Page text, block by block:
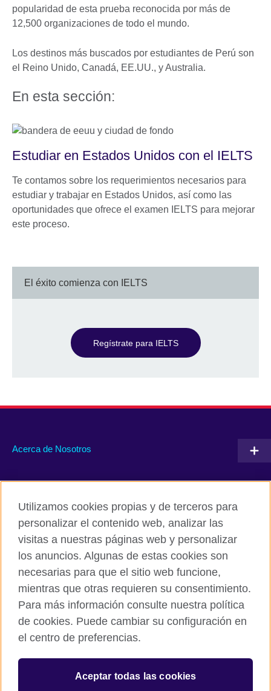
popularidad de esta prueba reconocida por más de
12,500 organizaciones de todo el mundo.
Los destinos más buscados por estudiantes de Perú son
el Reino Unido, Canadá, EE.UU., y Australia.
En esta sección:
Estudiar en Estados Unidos con el IELTS
Te contamos sobre los requerimientos necesarios para
estudiar y trabajar en Estados Unidos, así como las
oportunidades que ofrece el examen IELTS para mejorar
este proceso.
El éxito comienza con IELTS
Regístrate para IELTS
Acerca de Nosotros
British Council Global
Políticas de privacidad y condiciones de uso
© 2026 British Council
The United Kingdom’s international organisation for cultural
Utilizamos cookies propias y de terceros para
personalizar el contenido web, analizar las
visitas a nuestras páginas web y personalizar
los anuncios. Algunas de estas cookies son
necesarias para que el sitio web funcione,
mientras que otras requieren su consentimiento.
Para más información consulte nuestra política
de cookies. Puede cambiar su configuración en
el centro de preferencias.
Aceptar todas las cookies